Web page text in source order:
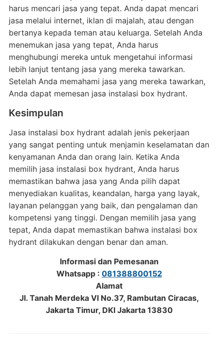
harus mencari jasa yang tepat. Anda dapat mencari
jasa melalui internet, iklan di majalah, atau dengan
bertanya kepada teman atau keluarga. Setelah Anda
menemukan jasa yang tepat, Anda harus
menghubungi mereka untuk mengetahui informasi
lebih lanjut tentang jasa yang mereka tawarkan.
Setelah Anda memahami jasa yang mereka tawarkan,
Anda dapat memesan jasa instalasi box hydrant.
Kesimpulan
Jasa instalasi box hydrant adalah jenis pekerjaan
yang sangat penting untuk menjamin keselamatan dan
kenyamanan Anda dan orang lain. Ketika Anda
memilih jasa instalasi box hydrant, Anda harus
memastikan bahwa jasa yang Anda pilih dapat
menyediakan kualitas, keandalan, harga yang layak,
layanan pelanggan yang baik, dan pengalaman dan
kompetensi yang tinggi. Dengan memilih jasa yang
tepat, Anda dapat memastikan bahwa instalasi box
hydrant dilakukan dengan benar dan aman.
Informasi dan Pemesanan
Whatsapp : 081388800152
Alamat
Jl. Tanah Merdeka VI No.37, Rambutan Ciracas,
Jakarta Timur, DKI Jakarta 13830